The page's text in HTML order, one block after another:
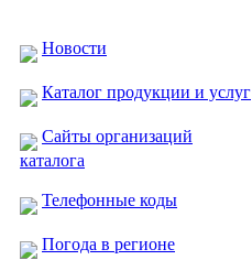
Новости
Каталог продукции и услуг
Сайты организаций
каталога
Телефонные коды
Погода в регионе